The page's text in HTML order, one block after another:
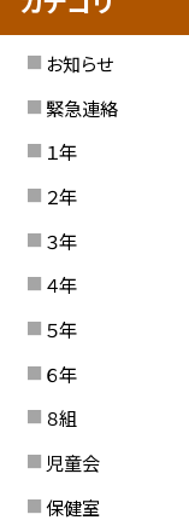
お知らせ
緊急連絡
１年
２年
３年
４年
５年
６年
８組
児童会
保健室